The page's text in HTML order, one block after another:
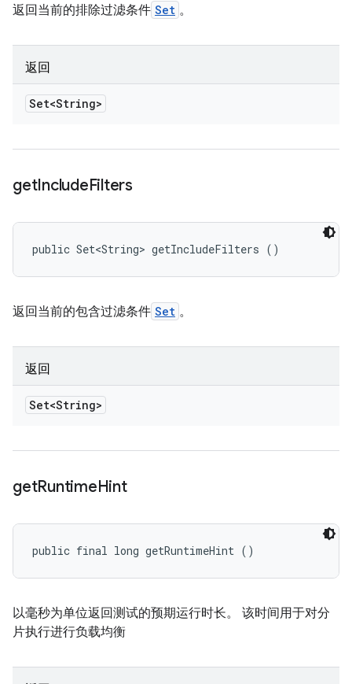
返回当前的排除过滤条件 Set 。
返回
Set<String>
getIncludeFilters
public Set<String> getIncludeFilters ()
返回当前的包含过滤条件 Set 。
返回
Set<String>
getRuntimeHint
public final long getRuntimeHint ()
以毫秒为单位返回测试的预期运行时长。 该时间用于对分
片执行进行负载均衡